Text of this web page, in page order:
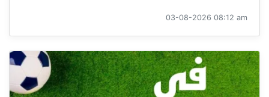
03-08-2026 08:12 am